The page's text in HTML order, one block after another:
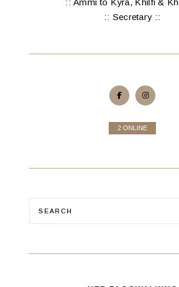
:: Ammi to Kyra, Khilfi &
:: Secretary ::
2 ONLINE